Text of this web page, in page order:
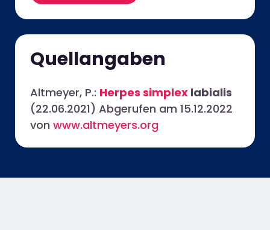
Quellangaben
Altmeyer, P.: Herpes simplex labialis
(22.06.2021) Abgerufen am 15.12.2022
von www.altmeyers.org